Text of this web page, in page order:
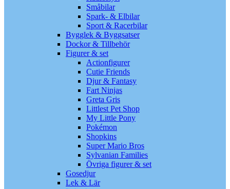
Småbilar
Spark- & Elbilar
Sport & Racerbilar
Bygglek & Byggsatser
Dockor & Tillbehör
Figurer & set
Actionfigurer
Cutie Friends
Djur & Fantasy
Fart Ninjas
Greta Gris
Littlest Pet Shop
My Little Pony
Pokémon
Shopkins
Super Mario Bros
Sylvanian Families
Övriga figurer & set
Gosedjur
Lek & Lär